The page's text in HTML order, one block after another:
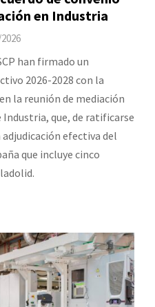
en Industria
han firmado un
2026-2028 con la
la reunión de mediación
que, de ratificarse
efectiva del
que incluye cinco